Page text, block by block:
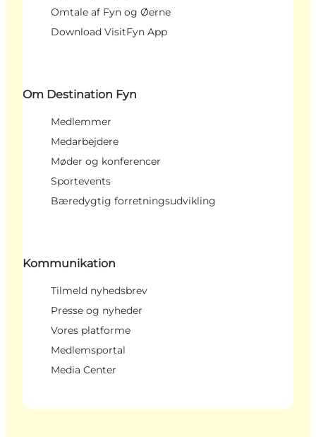
Omtale af Fyn og Øerne
Download VisitFyn App
Om Destination Fyn
Medlemmer
Medarbejdere
Møder og konferencer
Sportevents
Bæredygtig forretningsudvikling
Kommunikation
Tilmeld nyhedsbrev
Presse og nyheder
Vores platforme
Medlemsportal
Media Center